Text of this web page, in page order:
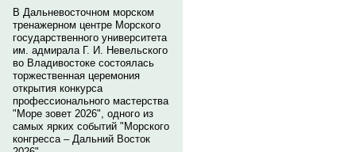
В Дальневосточном морском
тренажерном центре Морского
государственного университета
им. адмирала Г. И. Невельского
во Владивостоке состоялась
торжественная церемония
открытия конкурса
профессионального мастерства
"Море зовет 2026", одного из
самых ярких событий "Морского
конгресса – Дальний Восток